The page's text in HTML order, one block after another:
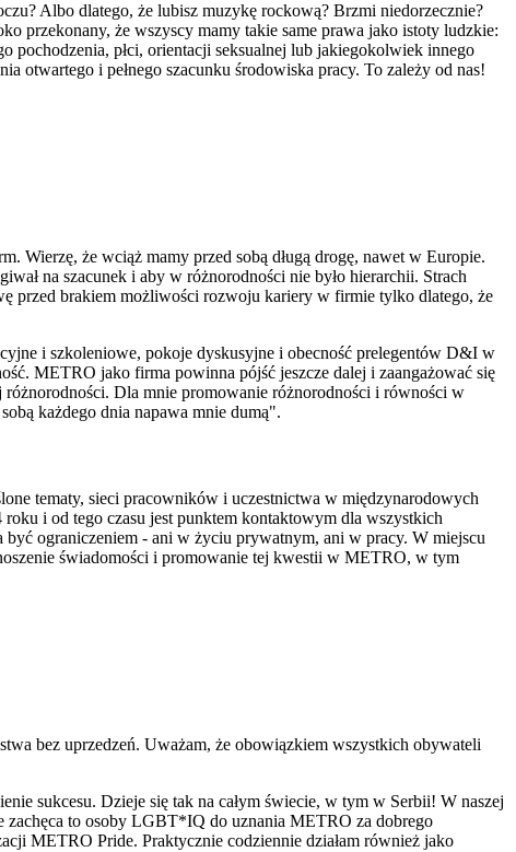
Albo dlatego, że lubisz muzykę rockową? Brzmi niedorzecznie?
przekonany, że wszyscy mamy takie same prawa jako istoty ludzkie:
pochodzenia, płci, orientacji seksualnej lub jakiegokolwiek innego
otwartego i pełnego szacunku środowiska pracy. To zależy od nas!
Wierzę, że wciąż mamy przed sobą długą drogę, nawet w Europie.
na szacunek i aby w różnorodności nie było hierarchii. Strach
przed brakiem możliwości rozwoju kariery w firmie tylko dlatego, że
i szkoleniowe, pokoje dyskusyjne i obecność prelegentów D&I w
METRO jako firma powinna pójść jeszcze dalej i zaangażować się
różnorodności. Dla mnie promowanie różnorodności i równości w
każdego dnia napawa mnie dumą".
tematy, sieci pracowników i uczestnictwa w międzynarodowych
i od tego czasu jest punktem kontaktowym dla wszystkich
ograniczeniem - ani w życiu prywatnym, ani w pracy. W miejscu
świadomości i promowanie tej kwestii w METRO, w tym
bez uprzedzeń. Uważam, że obowiązkiem wszystkich obywateli
sukcesu. Dzieje się tak na całym świecie, w tym w Serbii! W naszej
zachęca to osoby LGBT*IQ do uznania METRO za dobrego
METRO Pride. Praktycznie codziennie działam również jako